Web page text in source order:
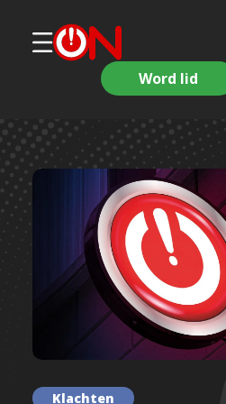
Word lid
Klachten